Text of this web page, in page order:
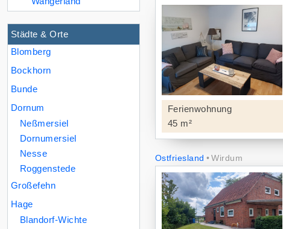
Städte & Orte
Blomberg
Bockhorn
Bunde
Dornum
Neßmersiel
Dornumersiel
Nesse
Roggenstede
Großefehn
Hage
Blandorf-Wichte
Ferienwohnung
45 m²
Ostfriesland Wirdum